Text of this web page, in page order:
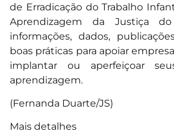
de Erradicação do Trabalho
Aprendizagem da Justiça
informações, dados,
boas práticas para apoiar
implantar ou aperfeiçoar
aprendizagem.
(Fernanda Duarte/JS)
Mais detalhes